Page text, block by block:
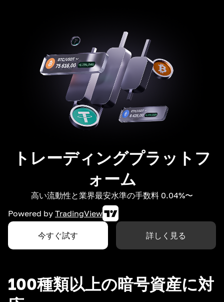
トレーディングプラットフ
ォーム
高い流動性と業界最安水準の手数料 0.04%〜
Powered by TradingView
今すぐ試す 詳しく見る
100種類以上の暗号資産に対